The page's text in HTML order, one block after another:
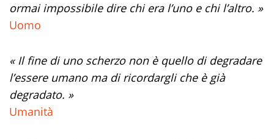
ormai impossibile dire chi era l’uno e chi l’altro. »
Uomo
« Il fine di uno scherzo non è quello di degradare
l’essere umano ma di ricordargli che è già
degradato. »
Umanità